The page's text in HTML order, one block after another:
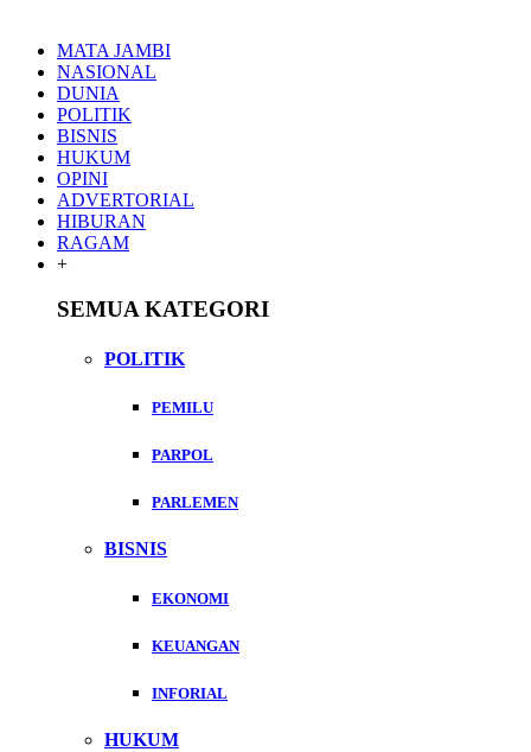
MATA JAMBI
NASIONAL
DUNIA
POLITIK
BISNIS
HUKUM
OPINI
ADVERTORIAL
HIBURAN
RAGAM
+
SEMUA KATEGORI
POLITIK
PEMILU
PARPOL
PARLEMEN
BISNIS
EKONOMI
KEUANGAN
INFORIAL
HUKUM